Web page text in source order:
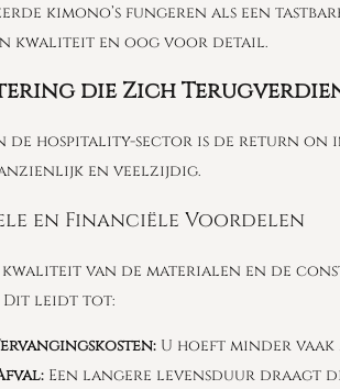
kimono’s fungeren als een
kwaliteit en oog voor detail.
die Zich
de hospitality-sector is de return on
en veelzijdig.
en Financiële Voordelen
kwaliteit van de materialen en de
Dit leidt tot:
U hoeft minder
Een langere levensduur draagt